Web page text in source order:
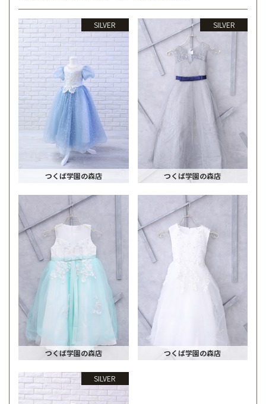
SILVER
つくば学園の森店
SILVER
つくば学園の森店
つくば学園の森店 つくば学園の森店
SILVER